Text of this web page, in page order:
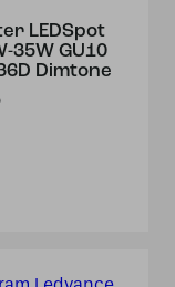
LEDSpot
35W GU10
Dimtone